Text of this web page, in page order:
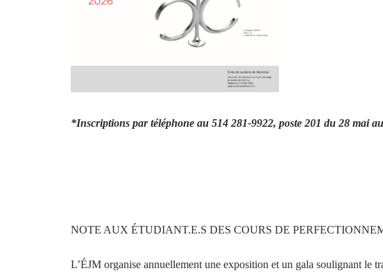
*Inscriptions par téléphone au 514 281-9922, poste 201 du 28 mai
NOTE AUX ÉTUDIANT.E.S DES COURS DE
L’ÉJM organise annuellement une exposition et un gala soulignant le